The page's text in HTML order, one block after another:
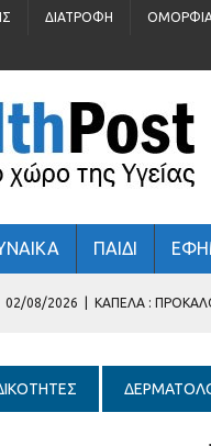
ΔΙΑΤΡΟΦΉ
ΠΑΙΔΙ
02/08/2026
ΚΑΠΈΛΑ :
: ΚΡΎΒΕΙ ΆΡΑΓΕ